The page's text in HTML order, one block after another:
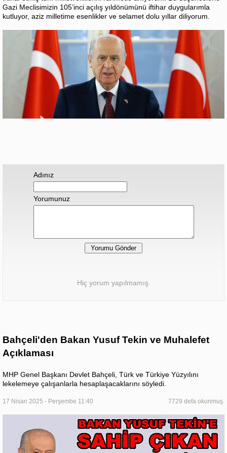
Gazi Meclisimizin 105’inci açılış yıldönümünü iftihar duygularımla
kutluyor, aziz milletime esenlikler ve selamet dolu yıllar diliyorum.
Adınız
Yorumunuz
Hiç yorum yapılmamış.
Bahçeli'den Bakan Yusuf Tekin ve Muhalefet
Açıklaması
MHP Genel Başkanı Devlet Bahçeli, Türk ve Türkiye Yüzyılını
lekelemeye çalışanlarla hesaplaşacaklarını söyledi.
17 Nisan 2025 - Perşembe 11:40 7729 defa okunmuş.